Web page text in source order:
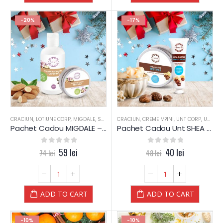
-20%
CRACIUN, LOTIUNE CORP, MIGDALE, SAPUN ,UNT CORP
Pachet Cadou MIGDALE – Yamuna (silver)
out of 5
74lei 59 lei
ADD TO CART
-17%
CRACIUN, CREME M?INI, UNT CORP, UNT SHEA
Pachet Cadou Unt SHEA – Yamuna (silver)
out of 5
48lei 40 lei
ADD TO CART
-10% -10%